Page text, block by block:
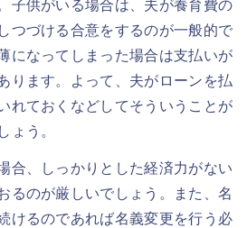
子供がいる場合は、夫が養育費の
つづける合意をするのが一般的で
になってしまった場合は支払いが
ります。よって、夫がローンを払
れておくなどしてそういうことが
ょう。
合、しっかりとした経済力がない
るのが厳しいでしょう。また、名
けるのであれば名義変更を行う必